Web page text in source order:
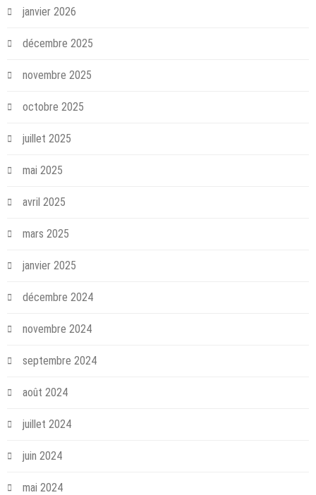
janvier 2026
décembre 2025
novembre 2025
octobre 2025
juillet 2025
mai 2025
avril 2025
mars 2025
janvier 2025
décembre 2024
novembre 2024
septembre 2024
août 2024
juillet 2024
juin 2024
mai 2024